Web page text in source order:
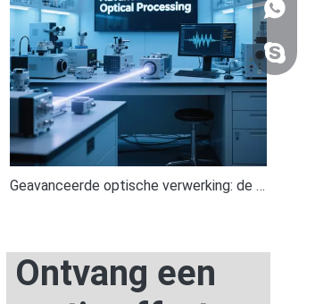
Geavanceerde optische verwerking: de technologische grens opnieuw vormgeven met de 'lichtsnelheid'-revolutie
Ontvang een
+86
'; if